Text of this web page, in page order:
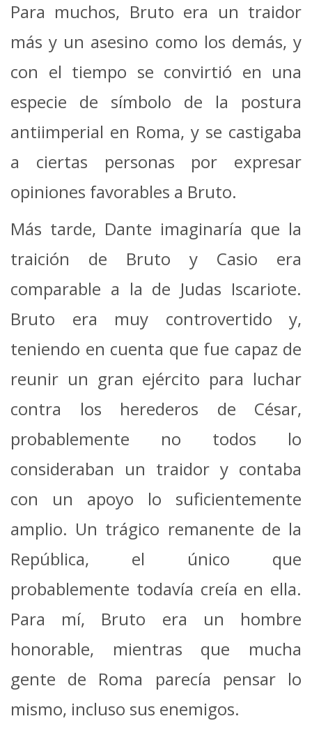
Para muchos, Bruto era un traidor
más y un asesino como los demás, y
con el tiempo se convirtió en una
especie de símbolo de la postura
antiimperial en Roma, y ​​se castigaba
a ciertas personas por expresar
opiniones favorables a Bruto.
Más tarde, Dante imaginaría que la
traición de Bruto y Casio era
comparable a la de Judas Iscariote.
Bruto era muy controvertido y,
teniendo en cuenta que fue capaz de
reunir un gran ejército para luchar
contra los herederos de César,
probablemente no todos lo
consideraban un traidor y contaba
con un apoyo lo suficientemente
amplio. Un trágico remanente de la
República, el único que
probablemente todavía creía en ella.
Para mí, Bruto era un hombre
honorable, mientras que mucha
gente de Roma parecía pensar lo
mismo, incluso sus enemigos.